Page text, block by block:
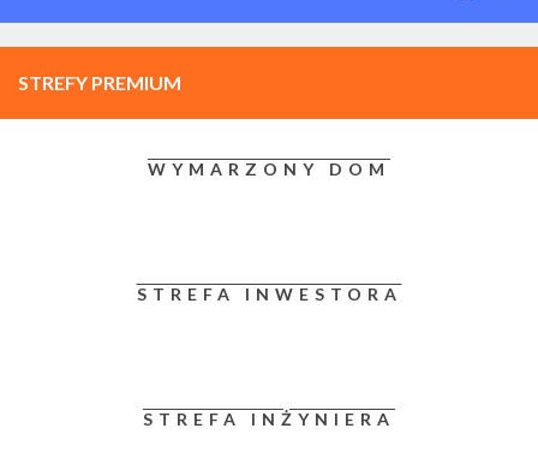
STREFY PREMIUM
WYMARZONY DOM
STREFA INWESTORA
STREFA INŻYNIERA